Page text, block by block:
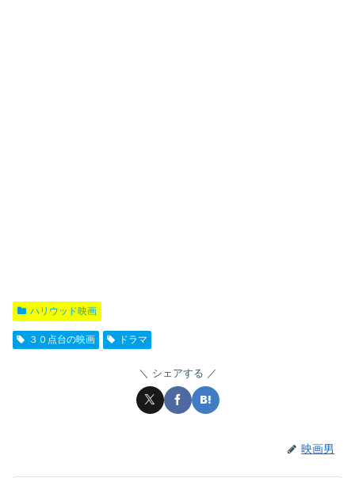
ハリウッド映画
３０点台の映画 ドラマ
シェアする
映画男